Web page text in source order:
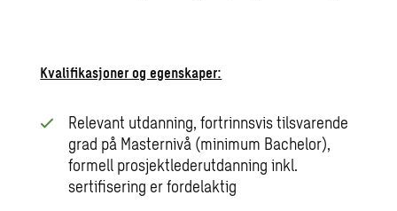
Kvalifikasjoner og egenskaper:
Relevant utdanning, fortrinnsvis tilsvarende
grad på Masternivå (minimum Bachelor),
formell prosjektlederutdanning inkl.
sertifisering er fordelaktig